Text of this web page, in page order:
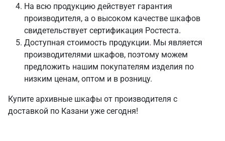
На всю продукцию действует гарантия
производителя, а о высоком качестве шкафов
свидетельствует сертификация Ростеста.
Доступная стоимость продукции. Мы является
производителями шкафов, поэтому можем
предложить нашим покупателям изделия по
низким ценам, оптом и в розницу.
Купите архивные шкафы от производителя с
доставкой по Казани уже сегодня!